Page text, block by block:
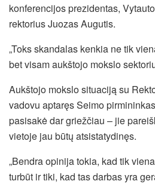
konferencijos prezidentas,
rektorius Juozas Augutis.
„Toks skandalas kenkia ne tik
bet visam aukštojo mokslo
Aukštojo mokslo situaciją su
vadovu aptaręs Seimo pirmininkas
pasisakė dar griežčiau – jie
vietoje jau būtų atsistatydinęs.
„Bendra opinija tokia, kad tik
turbūt ir tiki, kad tas darbas yra